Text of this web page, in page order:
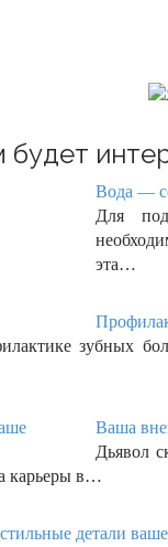
Вода —
Для
эта…
зубных
Ваша
Дьявол
карьеры в…
детали